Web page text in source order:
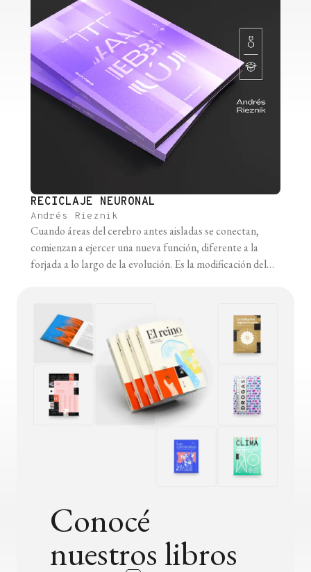
RECICLAJE NEURONAL
Andrés Rieznik
Cuando áreas del cerebro antes aisladas se conectan,
comienzan a ejercer una nueva función, diferente a la
forjada a lo largo de la evolución. Es la modificación del
cómputos necesarios que dan lugar a los
comportamientos más [...]
Conocé
nuestros libros